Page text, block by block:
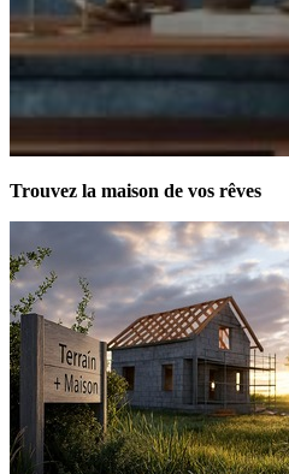
Trouvez la maison de vos rêves